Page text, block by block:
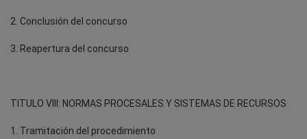
2. Conclusión del concurso
3. Reapertura del concurso
TITULO VIII: NORMAS PROCESALES Y SISTEMAS DE RECURSOS
1. Tramitación del procedimiento